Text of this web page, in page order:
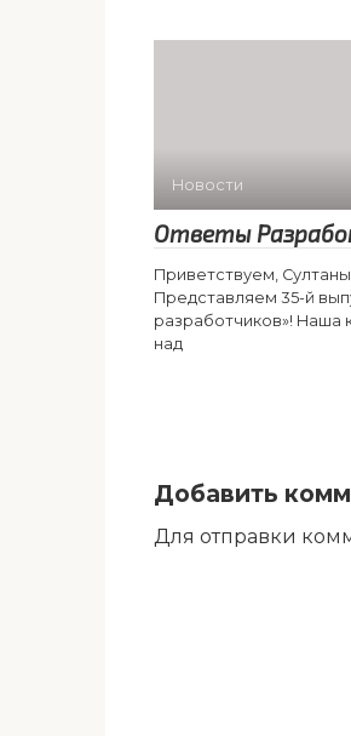
Новости
Ответы
Приветствуем,
Представляем 35-й
разработчиков»! Наша
над
Добавить
Для отправки